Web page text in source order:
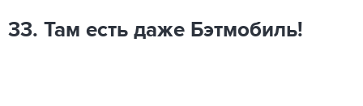
33. Там есть даже Бэтмобиль!